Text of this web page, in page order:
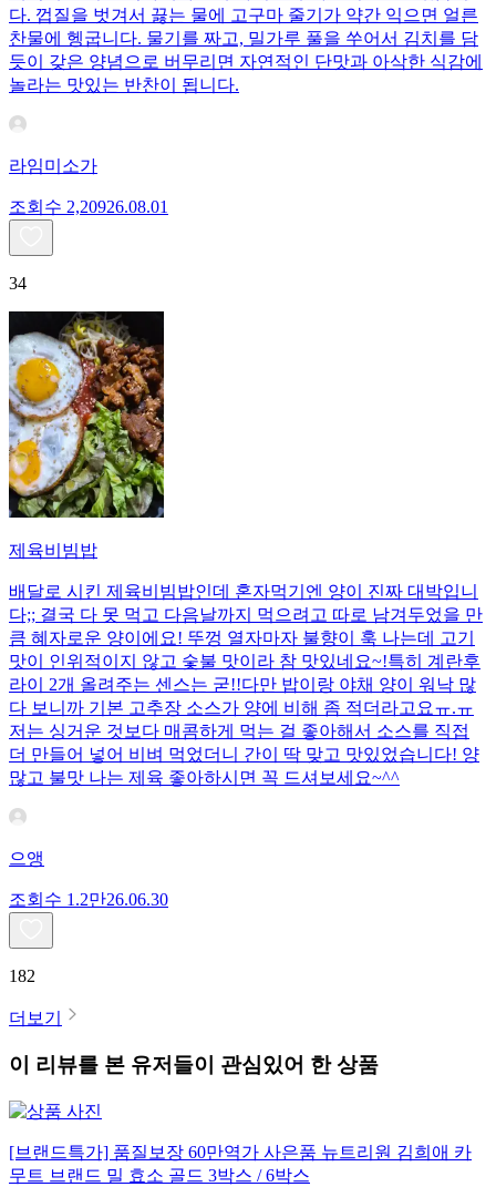
다. 껍질을 벗겨서 끓는 물에 고구마 줄기가 약간 익으면 얼른
찬물에 헹굽니다. 물기를 짜고, 밀가루 풀을 쑤어서 김치를 담
듯이 갖은 양념으로 버무리면 자연적인 단맛과 아삭한 식감에
놀라는 맛있는 반찬이 됩니다.
라임미소가
조회수 2,20926.08.01
34
제육비빔밥
배달로 시킨 제육비빔밥인데 혼자먹기엔 양이 진짜 대박입니
다;; 결국 다 못 먹고 다음날까지 먹으려고 따로 남겨두었을 만
큼 혜자로운 양이에요! 뚜껑 열자마자 불향이 훅 나는데 고기
맛이 인위적이지 않고 숯불 맛이라 참 맛있네요~!특히 계란후
라이 2개 올려주는 센스는 굳!! ​다만 밥이랑 야채 양이 워낙 많
다 보니까 기본 고추장 소스가 양에 비해 좀 적더라고요ㅠ.ㅠ
저는 싱거운 것보다 매콤하게 먹는 걸 좋아해서 소스를 직접
더 만들어 넣어 비벼 먹었더니 간이 딱 맞고 맛있었습니다! 양
많고 불맛 나는 제육 좋아하시면 꼭 드셔보세요~^^
으앵
조회수 1.2만26.06.30
182
더보기
이 리뷰를 본 유저들이 관심있어 한 상품
[브랜드특가] 품질보장 60만역가 사은품 뉴트리원 김희애 카
무트 브랜드 밀 효소 골드 3박스 / 6박스